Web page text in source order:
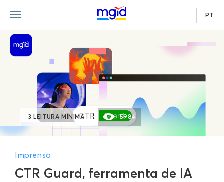
PT
CTR Guard, ferramenta de IA
Imprensa
3 LEITURA MÍNIMA 5984